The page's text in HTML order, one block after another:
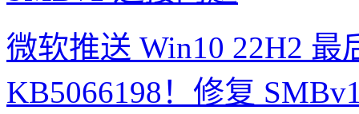
微软推送 Win10 22H2
KB5066198！修复